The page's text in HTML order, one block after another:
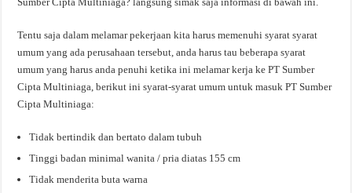
Tentu saja dalam melamar pekerjaan kita harus memenuhi syarat syarat
umum yang ada perusahaan tersebut, anda harus tau beberapa syarat
umum yang harus anda penuhi ketika ini melamar kerja ke PT Sumber
Cipta Multiniaga, berikut ini syarat-syarat umum untuk masuk PT Sumber
Cipta Multiniaga:
Tidak bertindik dan bertato dalam tubuh
Tinggi badan minimal wanita / pria diatas 155 cm
Tidak menderita buta warna